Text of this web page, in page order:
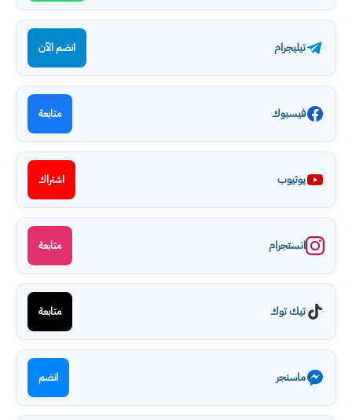
تيليجرام انضم الآن
فيسبوك متابعة
يوتيوب اشتراك
انستجرام متابعة
تيك توك متابعة
ماسنجر انضم